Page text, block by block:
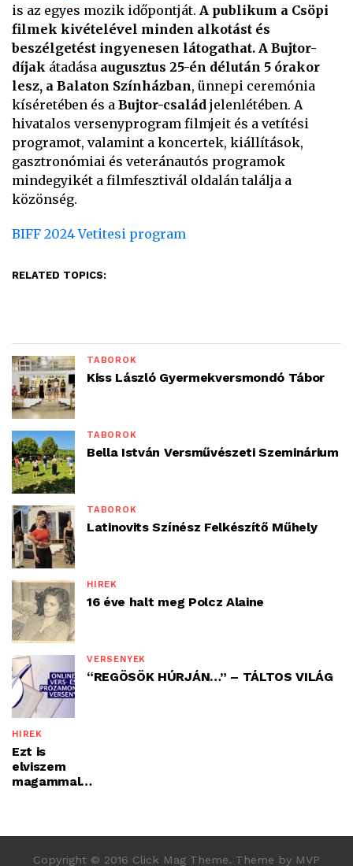
is az egyes mozik időpontját. A publikum a Csöpi
filmek kivételével minden alkotást és
beszélgetést ingyenesen látogathat. A Bujtor-
díjak átadása augusztus 25-én délután 5 órakor
lesz, a Balaton Színházban, ünnepi ceremónia
kíséretében és a Bujtor-család jelenlétében. A
hivatalos versenyprogram filmjeit és a vetítési
programot, valamint a koncertek, kiállítások,
gasztronómiai és veteránautós programok
mindegyikét a filmfesztivál oldalán találja a
közönség.
BIFF 2024 Vetitesi program
RELATED TOPICS:
TÁBOROK
Kiss László Gyermekversmondó Tábor
TÁBOROK
Bella István Versművészeti Szeminárium
TÁBOROK
Latinovits Színész Felkészítő Műhely
HÍREK
16 éve halt meg Polcz Alaine
VERSENYEK
“REGÖSÖK HÚRJÁN…” – TÁLTOS VILÁG
HÍREK
Ezt is
elviszem
magammal…
Copyright © 2016 Click Mag Theme. Theme by MVP